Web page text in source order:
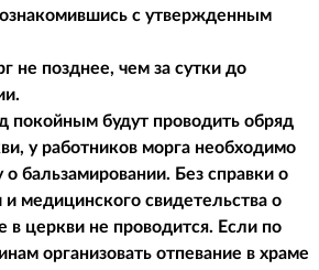
с утвержденным
не позднее, чем за сутки до
покойным будут проводить обряд
у работников морга необходимо
о бальзамировании. Без справки о
и медицинского свидетельства о
в церкви не проводится. Если по
организовать отпевание в храме